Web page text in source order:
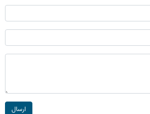
ارسال